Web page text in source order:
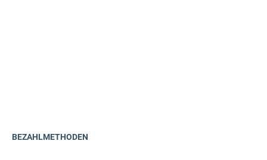
BEZAHLMETHODEN